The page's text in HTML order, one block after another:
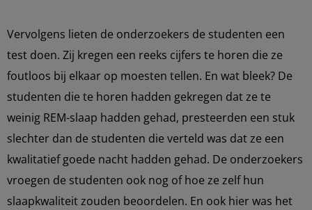
Vervolgens lieten de onderzoekers de studenten een
test doen. Zij kregen een reeks cijfers te horen die ze
foutloos bij elkaar op moesten tellen. En wat bleek? De
studenten die te horen hadden gekregen dat ze te
weinig REM-slaap hadden gehad, presteerden een stuk
slechter dan de studenten die verteld was dat ze een
kwalitatief goede nacht hadden gehad. De onderzoekers
vroegen de studenten ook nog of hoe ze zelf hun
slaapkwaliteit zouden beoordelen. En ook hier was het